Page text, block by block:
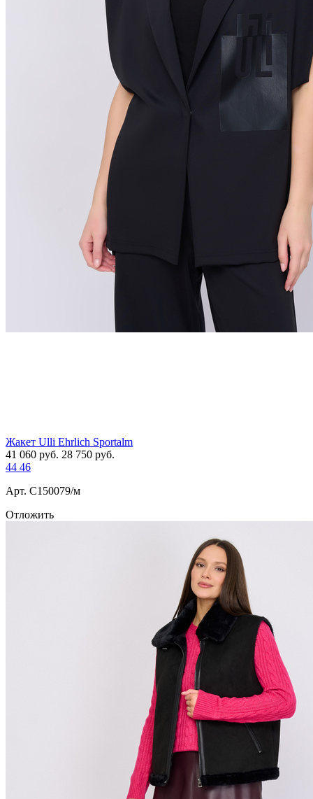
Жакет Ulli Ehrlich Sportalm
41 060 руб. 28 750 руб.
44 46
Арт. С150079/м
Отложить